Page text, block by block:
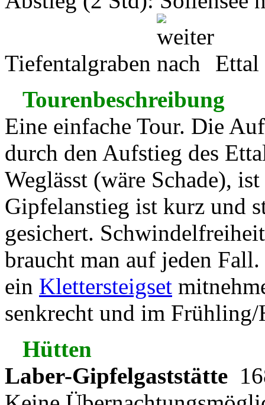
Tiefentalgraben
Ettal
Tourenbeschreibung
Eine einfache Tour. Die
durch den Aufstieg des
Weglässt (wäre Schade),
Gipfelanstieg ist kurz und
gesichert.
braucht man auf jeden
ein Klettersteigset
senkrecht und im
Hütten
Laber-Gipfelgaststätte